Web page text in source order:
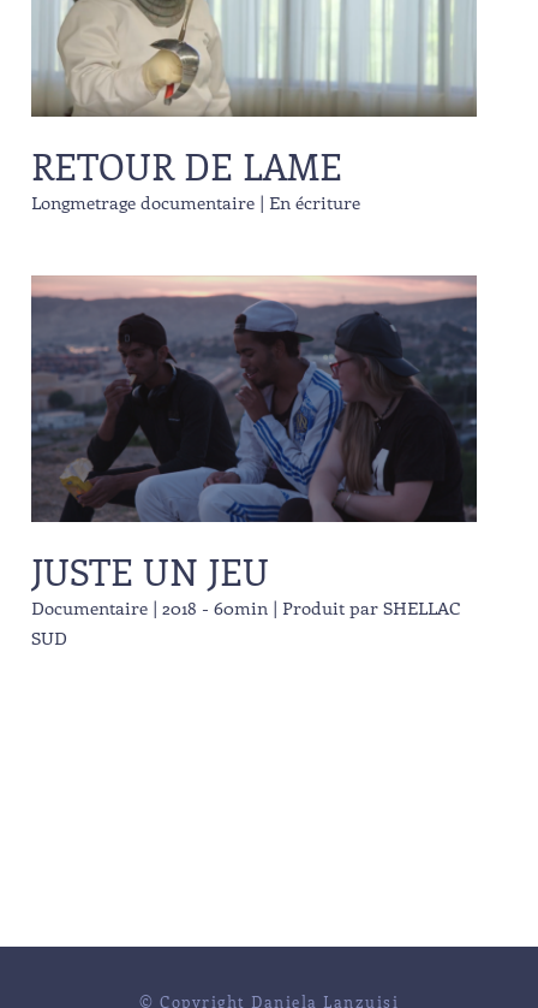
RETOUR DE LAME
Longmetrage documentaire | En écriture
JUSTE UN JEU
Documentaire | 2018 - 60min | Produit par SHELLAC
SUD
© Copyright Daniela Lanzuisi